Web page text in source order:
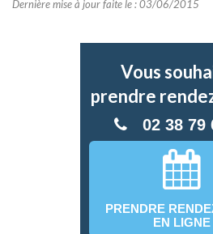
Dernière mise à jour faite le : 03/06/2015
Vous
prendre
02 38 79
PRENDRE
EN LIGNE